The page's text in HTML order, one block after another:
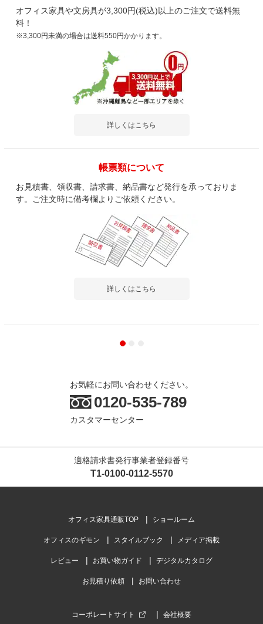
オフィス家具や文房具が3,300円(税込)以上のご注文で送料無
料！
※3,300円未満の場合は送料550円かかります。
詳しくはこちら
帳票類について
お見積書、領収書、請求書、納品書など発行を承っておりま
す。ご注文時に備考欄よりご依頼ください。
詳しくはこちら
お気軽にお問い合わせください。
0120-535-789
カスタマーセンター
適格請求書発行事業者登録番号
T1-0100-0112-5570
オフィス家具通販TOP ショールーム
オフィスのギモン スタイルブック メディア掲載
レビュー お買い物ガイド デジタルカタログ
お見積り依頼 お問い合わせ
コーポレートサイト 会社概要